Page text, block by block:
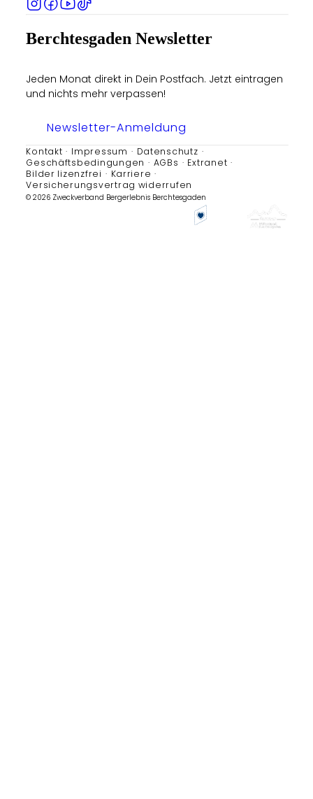
Berchtesgaden Newsletter
Jeden Monat direkt in Dein Postfach. Jetzt eintragen
und nichts mehr verpassen!
Newsletter-Anmeldung
Kontakt Impressum
Datenschutz
Geschäftsbedingungen
AGBs
Extranet
Bilder lizenzfrei
Karriere
Versicherungsvertrag widerrufen
© 2026 Zweckverband Bergerlebnis Berchtesgaden